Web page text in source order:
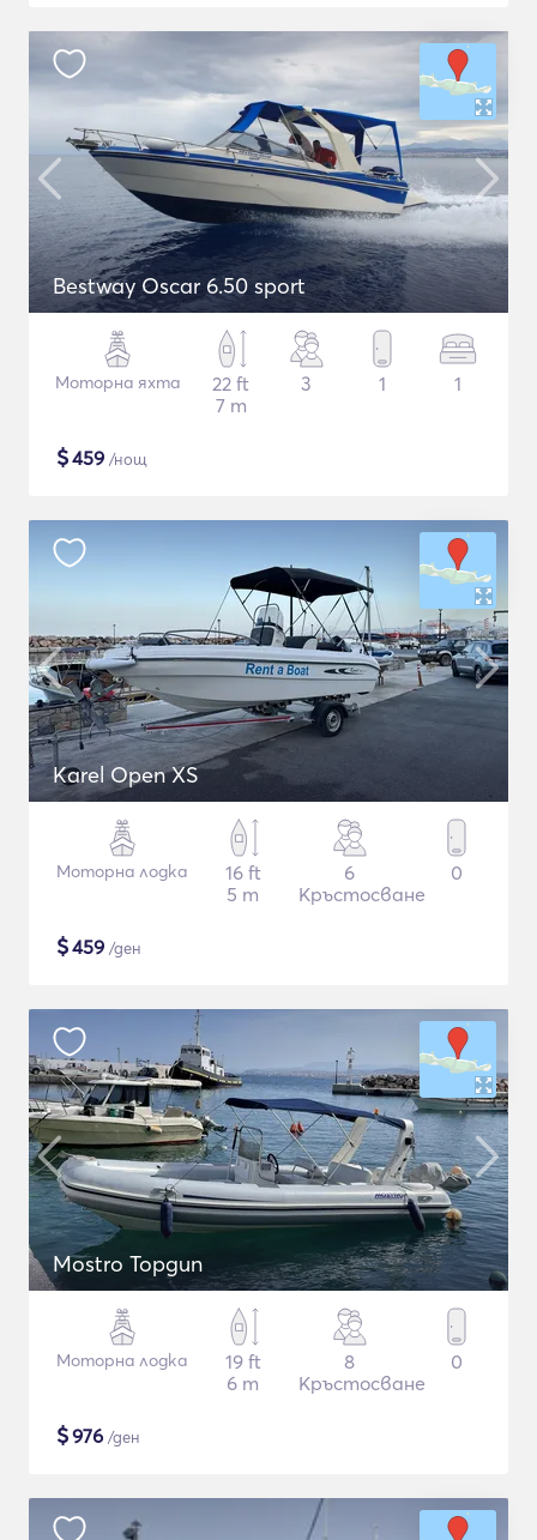
Bestway Oscar 6.50 sport
Моторна яхта
22 ft
7 m
3 1 1
$459 /нощ
Karel Open XS
Моторна лодка
16 ft
5 m
6
Кръстосване
0
$459 /ден
Mostro Topgun
Моторна лодка
19 ft
6 m
8
Кръстосване
0
$976 /ден